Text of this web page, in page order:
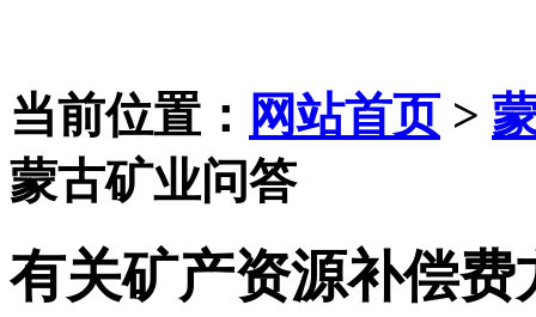
当前位置： 网站首页>
蒙古矿业问答
有关矿产资源补偿